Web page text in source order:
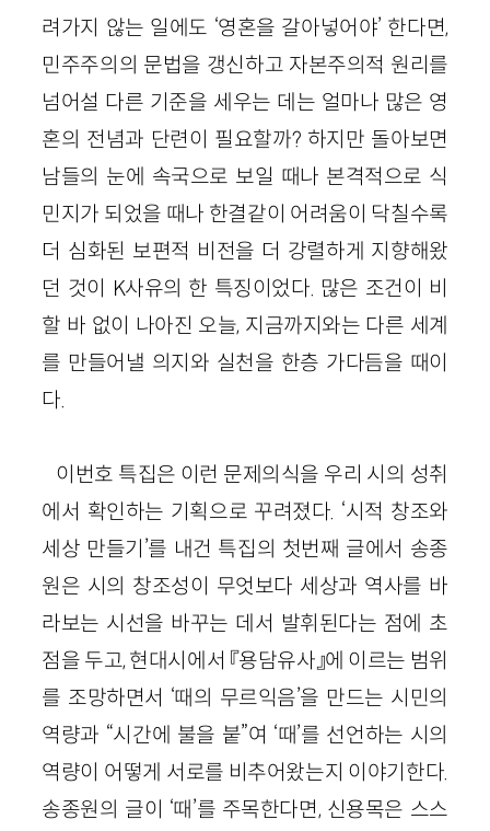
려가지 않는 일에도 ‘영혼을 갈아넣어야’ 한다면,
민주주의의 문법을 갱신하고 자본주의적 원리를
넘어설 다른 기준을 세우는 데는 얼마나 많은 영
혼의 전념과 단련이 필요할까? 하지만 돌아보면
남들의 눈에 속국으로 보일 때나 본격적으로 식
민지가 되었을 때나 한결같이 어려움이 닥칠수록
더 심화된 보편적 비전을 더 강렬하게 지향해왔
던 것이 K사유의 한 특징이었다. 많은 조건이 비
할 바 없이 나아진 오늘, 지금까지와는 다른 세계
를 만들어낼 의지와 실천을 한층 가다듬을 때이
다.
이번호 특집은 이런 문제의식을 우리 시의 성취
에서 확인하는 기획으로 꾸려졌다. ‘시적 창조와
세상 만들기’를 내건 특집의 첫번째 글에서 송종
원은 시의 창조성이 무엇보다 세상과 역사를 바
라보는 시선을 바꾸는 데서 발휘된다는 점에 초
점을 두고, 현대시에서 『용담유사』에 이르는 범위
를 조망하면서 ‘때의 무르익음’을 만드는 시민의
역량과 “시간에 불을 붙”여 ‘때’를 선언하는 시의
역량이 어떻게 서로를 비추어왔는지 이야기한다.
송종원의 글이 ‘때’를 주목한다면, 신용목은 스스